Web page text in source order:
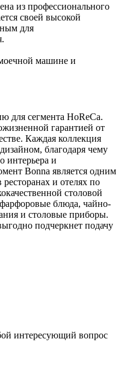
из профессионального
своей высокой
для
машине и
для сегмента HoReCa.
гарантией от
Каждая коллекция
благодаря чему
интерьера и
Bonna является одним
и отелях по
столовой
блюда, чайно-
и столовые приборы.
подчеркнет подачу
интересующий вопрос